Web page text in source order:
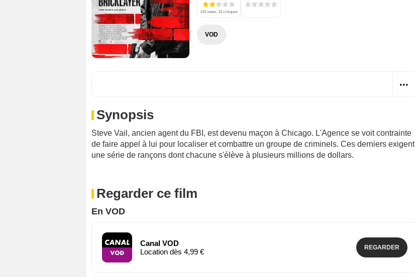
143 notes, 14 critiques
VOD
Synopsis
Steve Vail, ancien agent du FBI, est devenu maçon à Chicago. L'Agence se voit contrainte
de faire appel à lui pour localiser et combattre un groupe de criminels. Ces derniers exigent
une série de rançons dont chacune s'élève à plusieurs millions de dollars.
Regarder ce film
En VOD
Canal VOD
Location dès 4,99 €
REGARDER